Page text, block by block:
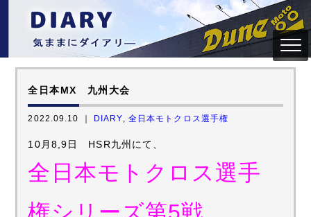
全日本MX 九州大会
2022.09.10 ｜ DIARY 全日本モトクロス選手権
10月8,9日 HSR九州にて、
全日本モトクロス選手
権シリーズ第5戦